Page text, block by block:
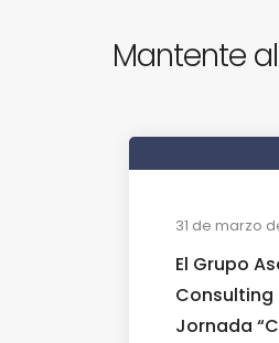
Mantente
31 de marzo
El Grupo
Jornada